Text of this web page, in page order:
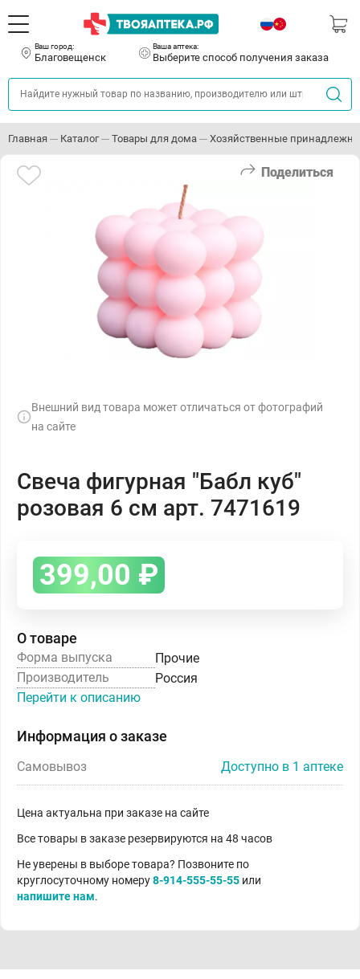
Ваш город:
Благовещенск
Ваша аптека:
Выберите способ получения заказа
Главная Каталог Товары для дома Хозяйственные
Поделиться
Внешний вид товара может отличаться от фотографий
на сайте
Свеча фигурная "Бабл куб"
розовая 6 см арт. 7471619
399,00 ₽
О товаре
Форма выпуска
Прочие
Производитель
Россия
Перейти к описанию
Информация о заказе
Самовывоз Доступно в 1 аптеке
Цена актуальна при заказе на сайте
Все товары в заказе резервируются на 48 часов
Не уверены в выборе товара? Позвоните по
круглосуточному номеру8-914-555-55-55 или
напишите нам.